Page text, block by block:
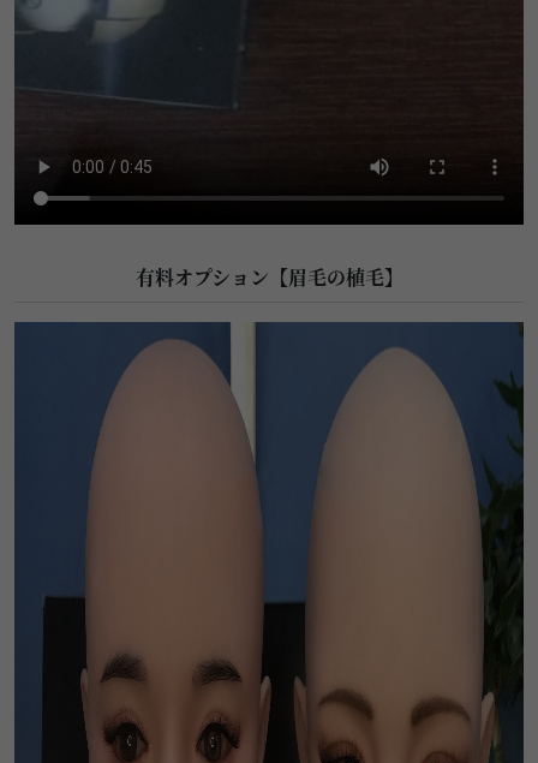
有料オプション【眉毛の植毛】